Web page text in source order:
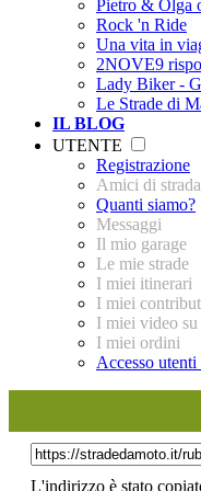
Pietro & Olga
Rock 'n Ride
Una vita in
2NOVE9
Lady Biker -
Le Strade di
IL BLOG
UTENTE
Registrazione
Amici di strada
Quanti siamo?
Messaggi
Il mio garage
Le mie strade
I miei itinerari
I miei
I miei video
I miei ordini
Accesso utenti
L'indirizzo è stato